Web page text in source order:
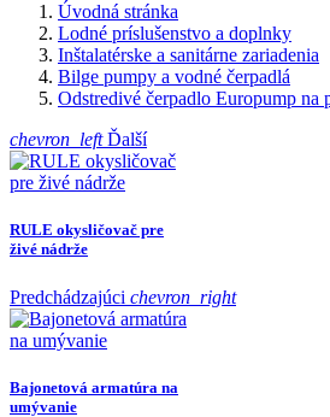
Úvodná stránka
Lodné príslušenstvo a doplnky
Inštalatérske a sanitárne zariadenia
Bilge pumpy a vodné čerpadlá
Odstredivé čerpadlo Europump na
chevron_leftĎalší
RULE okysličovač pre
živé nádrže
Predchádzajúci chevron_right
Bajonetová armatúra na
umývanie